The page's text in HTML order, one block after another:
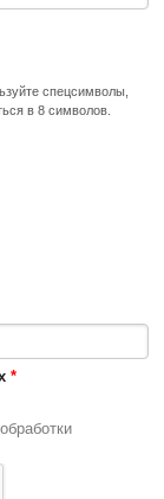
спецсимволы,
в 8 символов.
*